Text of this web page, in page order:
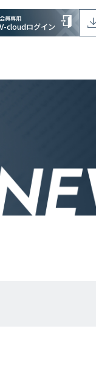
会員専用
V-cloudログイン